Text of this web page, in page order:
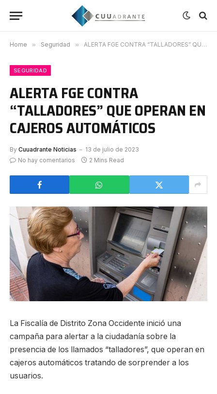
Home » Seguridad » ALERTA FGE CONTRA “TALLADORES” QUE OPERAN EN CAJEROS AUTOMÁTICOS
SEGURIDAD
ALERTA FGE CONTRA
“TALLADORES” QUE OPERAN EN
CAJEROS AUTOMÁTICOS
By Cuuadrante Noticias
13 de julio de 2023
No hay comentarios
2 Mins Read
La Fiscalía de Distrito Zona Occidente inició una
campaña para alertar a la ciudadanía sobre la
presencia de los llamados “talladores”, que operan en
cajeros automáticos tratando de sorprender a los
usuarios.